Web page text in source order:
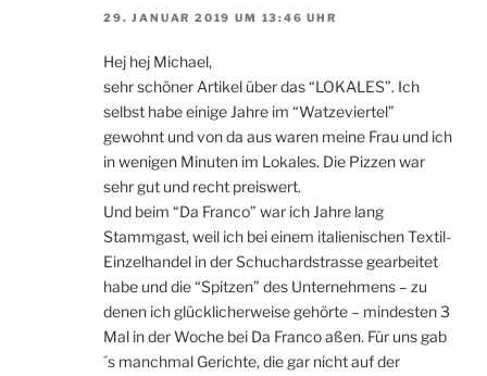
29. JANUAR 2019 UM 13:46 UHR
Hej hej Michael,
sehr schöner Artikel über das “LOKALES”. Ich
selbst habe einige Jahre im “Watzeviertel”
gewohnt und von da aus waren meine Frau und ich
in wenigen Minuten im Lokales. Die Pizzen war
sehr gut und recht preiswert.
Und beim “Da Franco” war ich Jahre lang
Stammgast, weil ich bei einem italienischen Textil-
Einzelhandel in der Schuchardstrasse gearbeitet
habe und die “Spitzen” des Unternehmens – zu
denen ich glücklicherweise gehörte – mindesten 3
Mal in der Woche bei Da Franco aßen. Für uns gab
´s manchmal Gerichte, die gar nicht auf der